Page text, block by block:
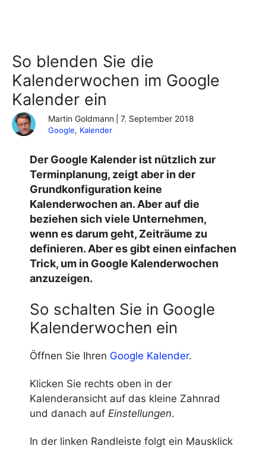
So blenden Sie die
Kalenderwochen im Google
Kalender ein
Martin Goldmann 7. September 2018
Google, Kalender
Der Google Kalender ist nützlich zur
Terminplanung, zeigt aber in der
Grundkonfiguration keine
Kalenderwochen an. Aber auf die
beziehen sich viele Unternehmen,
wenn es darum geht, Zeiträume zu
definieren. Aber es gibt einen einfachen
Trick, um in Google Kalenderwochen
anzuzeigen.
So schalten Sie in Google
Kalenderwochen ein
Öffnen Sie Ihren Google Kalender.
Klicken Sie rechts oben in der
Kalenderansicht auf das kleine Zahnrad
und danach auf Einstellungen.
In der linken Randleiste folgt ein Mausklick